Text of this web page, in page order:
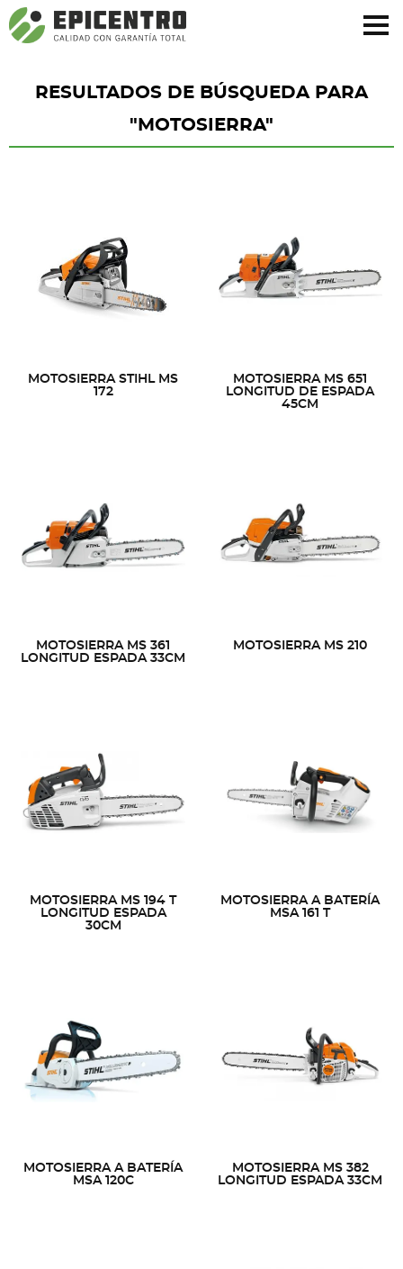
¿Olvidó su contraseña?Regístrese aquí
RESULTADOS DE BÚSQUEDA PARA
"MOTOSIERRA"
MOTOSIERRA STIHL MS
172
MOTOSIERRA MS 651
LONGITUD DE ESPADA
45CM
MOTOSIERRA MS 361
LONGITUD ESPADA 33CM
MOTOSIERRA MS 210
MOTOSIERRA MS 194 T
LONGITUD ESPADA
30CM
MOTOSIERRA A BATERÍA
MSA 161 T
MOTOSIERRA A BATERÍA
MSA 120C
MOTOSIERRA MS 382
LONGITUD ESPADA 33CM